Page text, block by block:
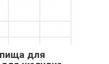
для